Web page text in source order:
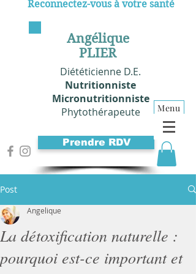
Angélique
PLIER
Diététicienne D.E.
Nutritionniste
Micronutritionniste
Phytothérapeute
Menu
Reconnectez-vous à votre santé
Prendre RDV
Post
La détoxification naturelle :
pourquoi est-ce important et
Angelique